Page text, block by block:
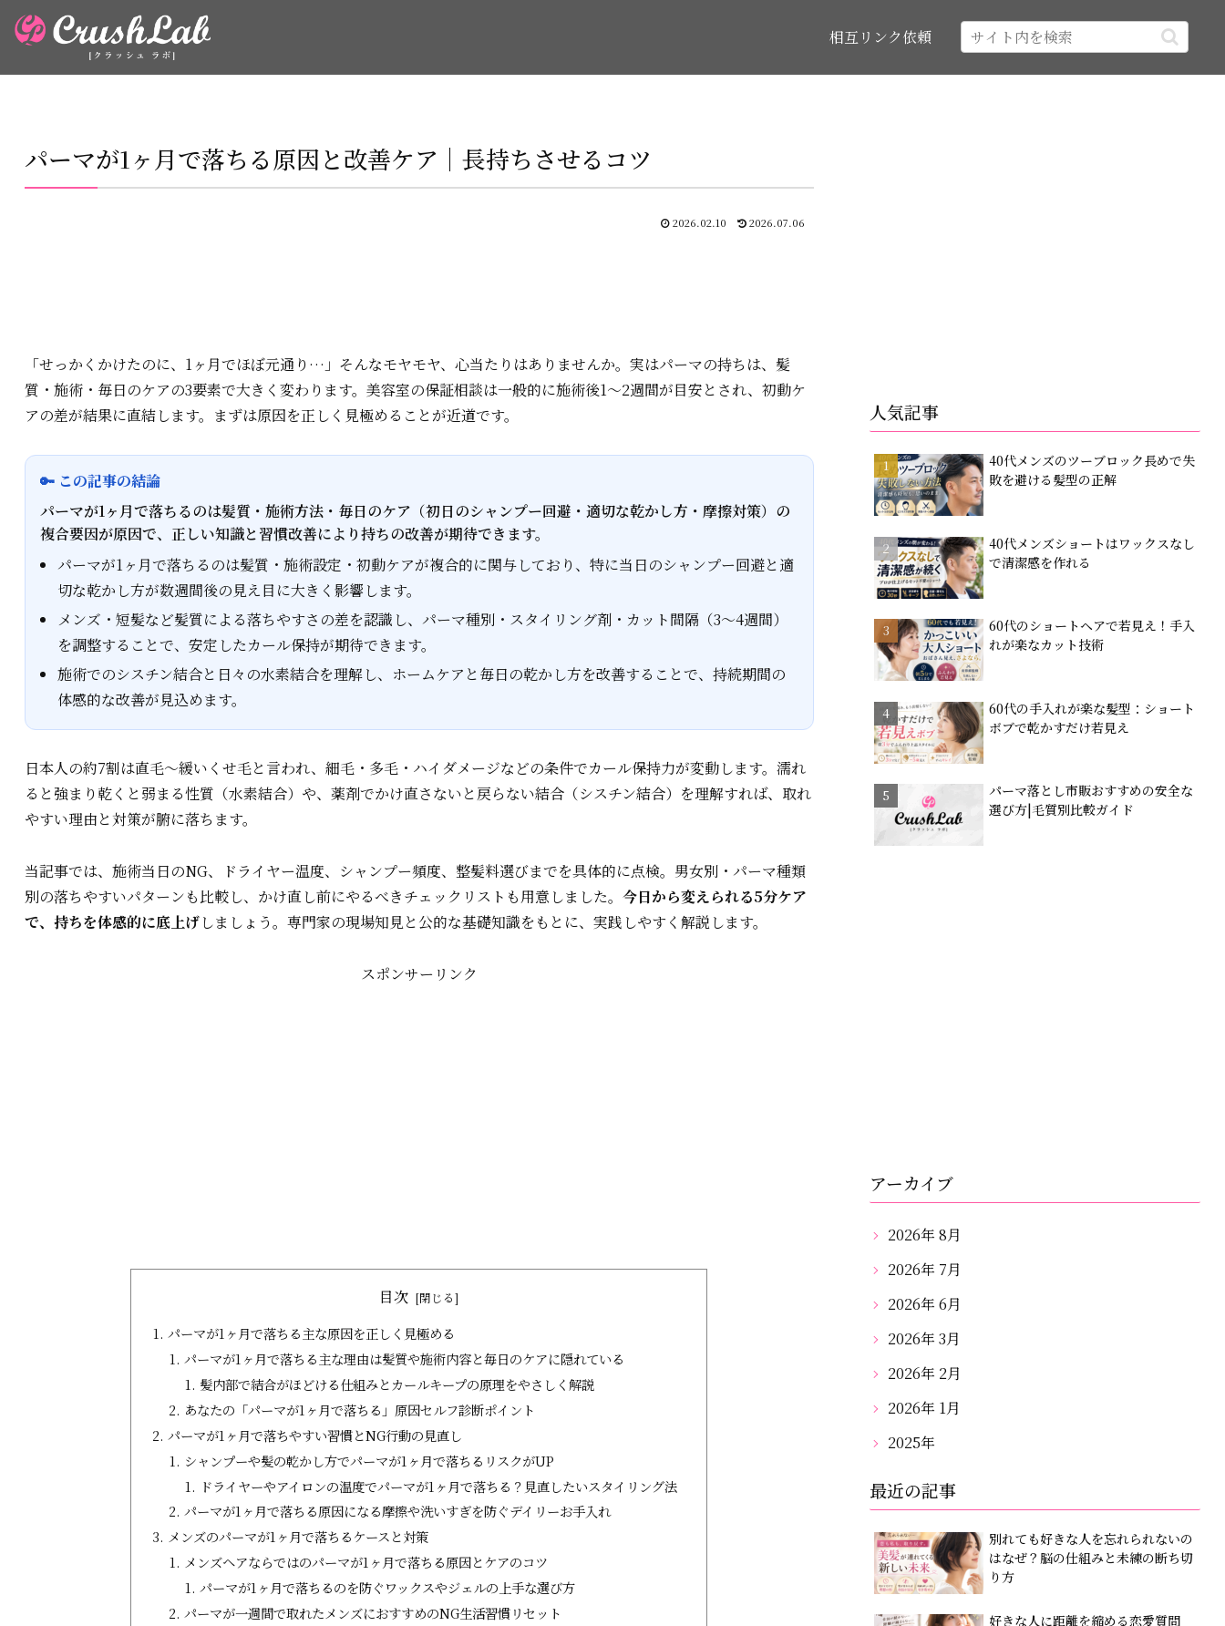
相互リンク依頼
パーマが1ヶ月で落ちる原因と改善ケア｜長持ちさせるコツ
2026.02.10 2026.07.06
「せっかくかけたのに、1ヶ月でほぼ元通り…」そんなモヤモヤ、心当たりはありませんか。実はパーマの持ちは、髪
質・施術・毎日のケアの3要素で大きく変わります。美容室の保証相談は一般的に施術後1〜2週間が目安とされ、初動ケ
アの差が結果に直結します。まずは原因を正しく見極めることが近道です。
🔑 この記事の結論
パーマが1ヶ月で落ちるのは髪質・施術方法・毎日のケア（初日のシャンプー回避・適切な乾かし方・摩擦対策）の
複合要因が原因で、正しい知識と習慣改善により持ちの改善が期待できます。
パーマが1ヶ月で落ちるのは髪質・施術設定・初動ケアが複合的に関与しており、特に当日のシャンプー回避と適
切な乾かし方が数週間後の見え目に大きく影響します。
メンズ・短髪など髪質による落ちやすさの差を認識し、パーマ種別・スタイリング剤・カット間隔（3～4週間）
を調整することで、安定したカール保持が期待できます。
施術でのシスチン結合と日々の水素結合を理解し、ホームケアと毎日の乾かし方を改善することで、持続期間の
体感的な改善が見込めます。
日本人の約7割は直毛〜緩いくせ毛と言われ、細毛・多毛・ハイダメージなどの条件でカール保持力が変動します。濡れ
ると強まり乾くと弱まる性質（水素結合）や、薬剤でかけ直さないと戻らない結合（シスチン結合）を理解すれば、取れ
やすい理由と対策が腑に落ちます。
当記事では、施術当日のNG、ドライヤー温度、シャンプー頻度、整髪料選びまでを具体的に点検。男女別・パーマ種類
別の落ちやすいパターンも比較し、かけ直し前にやるべきチェックリストも用意しました。 今日から変えられる5分ケア
で、持ちを体感的に底上げしましょう。専門家の現場知見と公的な基礎知識をもとに、実践しやすく解説します。
スポンサーリンク
目次
パーマが1ヶ月で落ちる主な原因を正しく見極める
パーマが1ヶ月で落ちる主な理由は髪質や施術内容と毎日のケアに隠れている
髪内部で結合がほどける仕組みとカールキープの原理をやさしく解説
あなたの「パーマが1ヶ月で落ちる」原因セルフ診断ポイント
パーマが1ヶ月で落ちやすい習慣とNG行動の見直し
シャンプーや髪の乾かし方でパーマが1ヶ月で落ちるリスクがUP
ドライヤーやアイロンの温度でパーマが1ヶ月で落ちる？見直したいスタイリング法
パーマが1ヶ月で落ちる原因になる摩擦や洗いすぎを防ぐデイリーお手入れ
メンズのパーマが1ヶ月で落ちるケースと対策
メンズヘアならではのパーマが1ヶ月で落ちる原因とケアのコツ
パーマが1ヶ月で落ちるのを防ぐワックスやジェルの上手な選び方
パーマが一週間で取れたメンズにおすすめのNG生活習慣リセット
人気記事
40代メンズのツーブロック長めで失
敗を避ける髪型の正解
40代メンズショートはワックスなし
で清潔感を作れる
60代のショートヘアで若見え！手入
れが楽なカット技術
60代の手入れが楽な髪型：ショート
ボブで乾かすだけ若見え
パーマ落とし市販おすすめの安全な
選び方|毛質別比較ガイド
アーカイブ
2026年 8月
2026年 7月
2026年 6月
2026年 3月
2026年 2月
2026年 1月
2025年
最近の記事
別れても好きな人を忘れられないの
はなぜ？脳の仕組みと未練の断ち切
り方
好きな人に距離を縮める恋愛質問